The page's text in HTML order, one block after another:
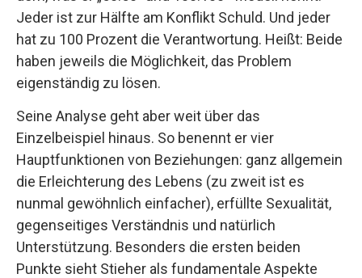
Jeder ist zur Hälfte am Konflikt Schuld. Und jeder
hat zu 100 Prozent die Verantwortung. Heißt: Beide
haben jeweils die Möglichkeit, das Problem
eigenständig zu lösen.
Seine Analyse geht aber weit über das
Einzelbeispiel hinaus. So benennt er vier
Hauptfunktionen von Beziehungen: ganz allgemein
die Erleichterung des Lebens (zu zweit ist es
nunmal gewöhnlich einfacher), erfüllte Sexualität,
gegenseitiges Verständnis und natürlich
Unterstützung. Besonders die ersten beiden
Punkte sieht Stieher als fundamentale Aspekte